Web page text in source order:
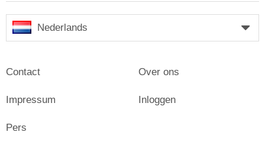
Nederlands
Contact
Impressum
Pers
Over ons
Inloggen